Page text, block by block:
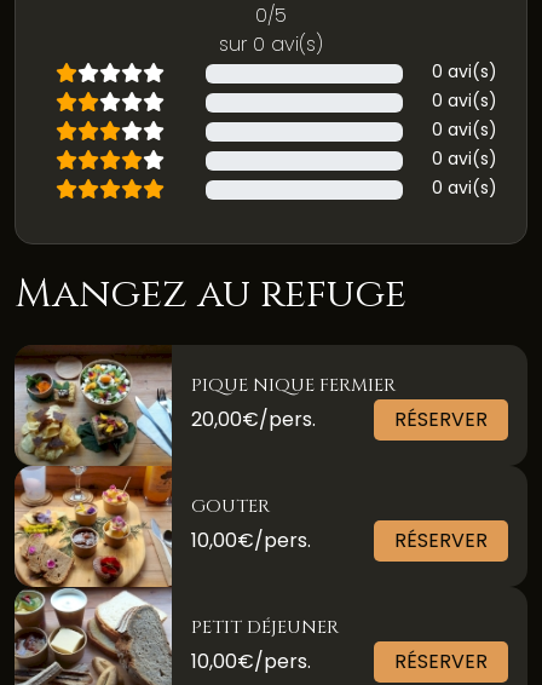
0/5
sur 0 avi(s)
0 avi(s)
0 avi(s)
0 avi(s)
0 avi(s)
0 avi(s)
Mangez au refuge
PIQUE NIQUE FERMIER
20,00€/pers. RÉSERVER
GOUTER
10,00€/pers. RÉSERVER
PETIT DÉJEUNER
10,00€/pers. RÉSERVER